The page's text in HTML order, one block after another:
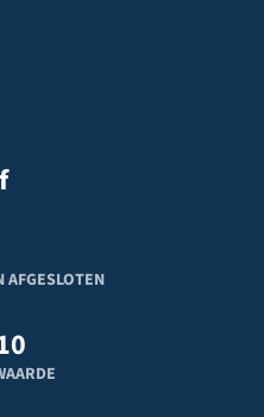
AFGESLOTEN